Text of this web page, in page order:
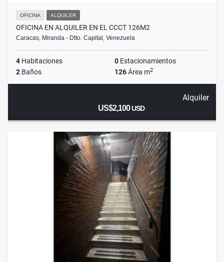
OFICINA ALQUILER
OFICINA EN ALQUILER EN EL CCCT 126M2
Caracas, Miranda - Dtto. Capital, Venezuela
4 Habitaciones 0 Estacionamientos
2 Baños 126Área m2
Alquiler
US$2,100USD